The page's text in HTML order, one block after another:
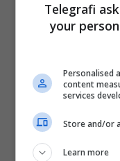
Hristijan Mickoski
Telegrafi
your
Personalised
content
services
Store and/or
Learn more